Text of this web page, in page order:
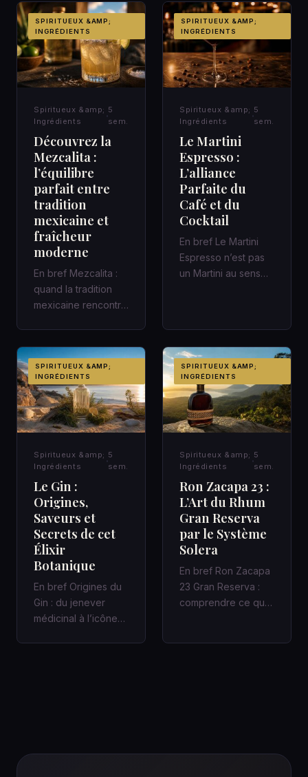
SPIRITUEUX &AMP;
INGRÉDIENTS
Spiritueux &amp;
Ingrédients
5
sem.
Découvrez la
Mezcalita :
l’équilibre
parfait entre
tradition
mexicaine et
fraîcheur
moderne
En bref Mezcalita :
quand la tradition
mexicaine rencontre
d’a…
SPIRITUEUX &AMP;
INGRÉDIENTS
Spiritueux &amp;
Ingrédients
5
sem.
Le Martini
Espresso :
L’alliance
Parfaite du
Café et du
Cocktail
En bref Le Martini
Espresso n’est pas
un Martini au sens
SPIRITUEUX &AMP;
INGRÉDIENTS
Spiritueux &amp;
Ingrédients
5
sem.
Le Gin :
Origines,
Saveurs et
Secrets de cet
Élixir
Botanique
En bref Origines du
Gin : du jenever
médicinal à l’icône
SPIRITUEUX &AMP;
INGRÉDIENTS
Spiritueux &amp;
Ingrédients
5
sem.
Ron Zacapa 23 :
L’Art du Rhum
Gran Reserva
par le Système
Solera
En bref Ron Zacapa
23 Gran Reserva :
comprendre ce que